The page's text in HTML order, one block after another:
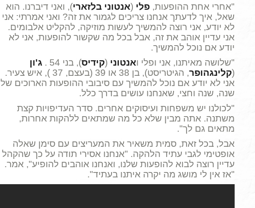
"אחרי אחת ההופעות, פלי (אנטוני בלזארי), ואני דיברנו. הוא
שאל, איך לדעתך אנחנו צריכים לגמור את זה? ואני אמרתי: אני
לא יודע, אני רוצה להמשיך לעשות מוזיקה, להקליט אלבומים.
אני עדיין אוהב את זה, אבל בכל מה שקשור להופעות, אני לא
יודע אם נוכל להמשיך.
"שלושה מאיתנו, אני ופלי ואנטוני (קידיס), בני 54 .
ג'ון
(קלינגהופר
, הגיטריסט), בן 38 או 39 (בעצם, 37 ), איש צעיר.
אני לא יודע אם נוכל להמשיך עם סיבובי ההופעות הארוכים של
שנה, שנה וחצי, שאנחנו עושים בדרך כלל.
"לכולנו יש משפחות ועיסוקים אחרים. סדר העדיפויות קצת
משתנה. אתה מבין שלא כל מה שמתאים ללהקות אחרות,
מתאים גם לך".
אבל, בכל זאת, סמית משאיר את המעריצים עם סימן שאלה
אופטימי לגבי עתיד הלהקה. "אנחנו אסירי תודה על כך שהקהל
עדיין רוצה לבוא להופעות שלנו, ואנחנו אוהבים להופיע", אמר.
"אז אין לי מושג מה יקרה איתנו בעתיד".